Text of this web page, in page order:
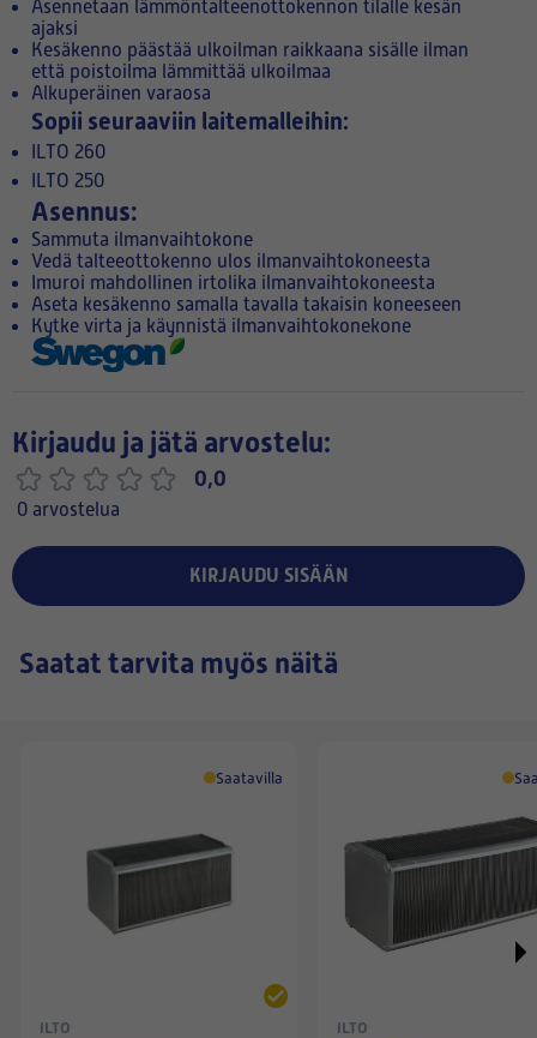
Asennetaan lämmöntalteenottokennon tilalle kesän
ajaksi
Kesäkenno päästää ulkoilman raikkaana sisälle ilman
että poistoilma lämmittää ulkoilmaa
Alkuperäinen varaosa
Sopii seuraaviin laitemalleihin:
ILTO 260
ILTO 250
Asennus:
Sammuta ilmanvaihtokone
Vedä talteeottokenno ulos ilmanvaihtokoneesta
Imuroi mahdollinen irtolika ilmanvaihtokoneesta
Aseta kesäkenno samalla tavalla takaisin koneeseen
Kytke virta ja käynnistä ilmanvaihtokonekone
Kirjaudu ja jätä arvostelu:
0,0
0 arvostelua
KIRJAUDU SISÄÄN
Saatat tarvita myös näitä
Saatavilla
ILTO ILTO